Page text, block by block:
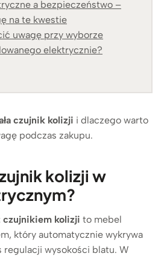
a bezpieczeństwo –
na te kwestie
uwagę przy wyborze
elektrycznie?
czujnik kolizji i dlaczego warto
podczas zakupu.
kolizji w
czujnikiem kolizji to mebel
który automatycznie wykrywa
regulacji wysokości blatu. W